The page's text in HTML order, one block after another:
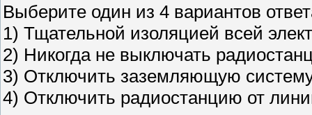
Выберите один из 4 вариантов
1) Тщательной изоляцией всей
2) Никогда не выключать
3) Отключить заземляющую
4) Отключить радиостанцию от